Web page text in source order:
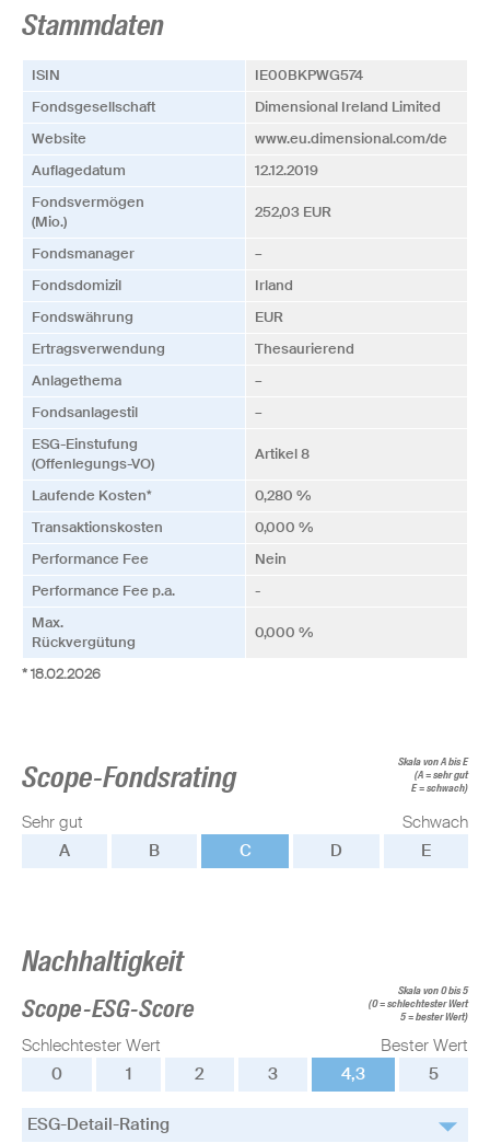
Stammdaten
ISIN
IE00BKPWG574
Fonds­­gesellschaft
Dimensional Ireland Limited
Website
www.eu.dimensional.com/de
Auflagedatum
12.12.2019
Fonds­vermögen
(Mio.)
252,03 EUR
Fonds­manager
–
Fonds­domizil
Irland
Fonds­währung
EUR
Ertrags­verwendung
Thesaurierend
Anlagethema
–
Fonds­anlagestil
–
ESG-Einstufung
(Offenlegungs-VO)
Artikel 8
Laufende Kosten*
0,280 %
Transaktionskosten
0,000 %
Performance Fee
Nein
Performance Fee p.a.
-
Max.
Rückvergütung
0,000 %
* 18.02.2026
Scope-Fondsrating
Skala von A bis E
(A = sehr gut
E = schwach)
Sehr gut
Schwach
A
B C D E
Nachhaltigkeit
Scope-ESG-Score
Skala von 0 bis 5
(0 = schlechtester Wert
5 = bester Wert)
Schlechtester Wert
Bester Wert
0
1 2 3 4,3 5
ESG-Detail-Rating